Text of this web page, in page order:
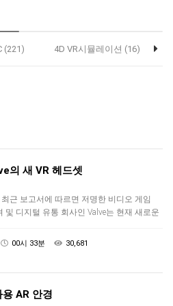
(221) 4D VR시뮬레이션 (16)
의 새 VR 헤드셋
근 보고서에 따르면 저명한 비디오 게임
및 디지털 유통 회사인 Valve는 현재 새로운
00시 33분 30,681
용 AR 안경